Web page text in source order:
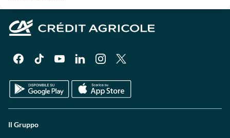
Il Gruppo